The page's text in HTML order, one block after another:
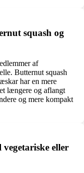
squash og
af
Butternut squash
har en mere
længere og aflangt
og mere kompakt
eller